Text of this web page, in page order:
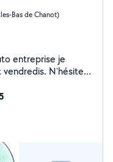
Bas de Chanot)
N'hésitez